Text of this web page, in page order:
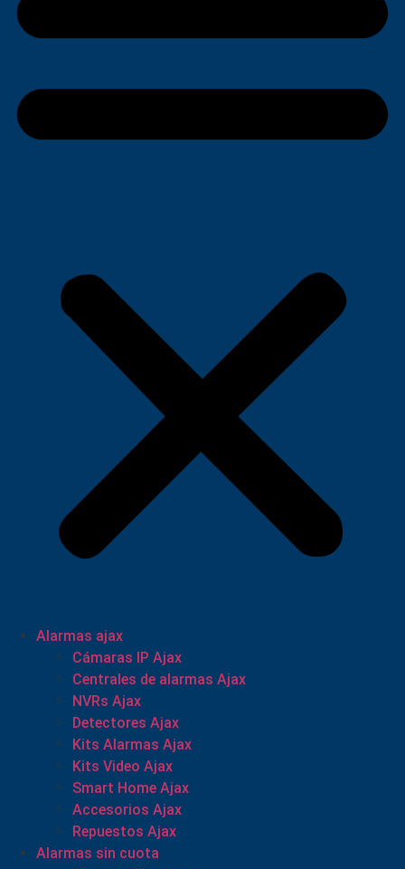
Alarmas ajax
Cámaras IP Ajax
Centrales de alarmas Ajax
NVRs Ajax
Detectores Ajax
Kits Alarmas Ajax
Kits Video Ajax
Smart Home Ajax
Accesorios Ajax
Repuestos Ajax
Alarmas sin cuota